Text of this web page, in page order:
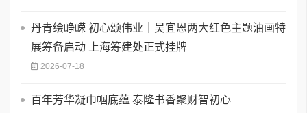
丹青绘峥嵘 初心颂伟业｜吴宜恩两大红色主题油画特
展筹备启动 上海筹建处正式挂牌
2026-07-18
百年芳华凝巾帼底蕴 泰隆书香聚财智初心